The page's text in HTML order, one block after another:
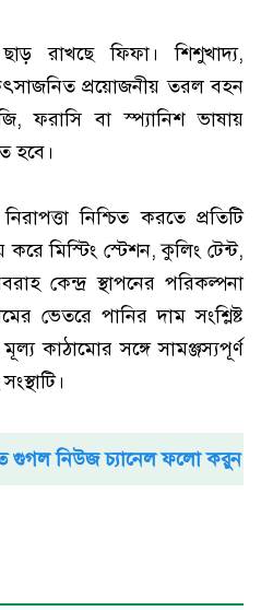
রাখছে ফিফা। শিশুখাদ্য,
প্রয়োজনীয় তরল বহন
ফরাসি বা স্প্যানিশ ভাষায়
হবে।
নিশ্চিত করতে প্রতিটি
মিস্টিং স্টেশন, কুলিং টেন্ট,
কেন্দ্র স্থাপনের পরিকল্পনা
ভেতরে পানির দাম সংশ্লিষ্ট
কাঠামোর সঙ্গে সামঞ্জস্যপূর্ণ
গুগল নিউজ চ্যানেল ফলো করুন